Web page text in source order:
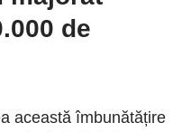
de
această îmbunătățire